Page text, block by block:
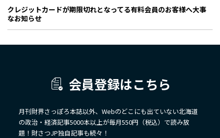
クレジットカードが期限切れとなってる有料会員のお客様へ大事
なお知らせ
会員登録はこちら
月刊財界さっぽろ本誌以外、Webのどこにも出ていない北海道
の政治・経済記事5000本以上が毎月550円（税込）で読み放
題！財さつJP独自記事も続々！